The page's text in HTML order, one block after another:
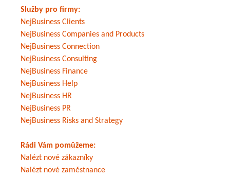
Služby pro firmy:
NejBusiness Clients
NejBusiness Companies and Products
NejBusiness Connection
NejBusiness Consulting
NejBusiness Finance
NejBusiness Help
NejBusiness HR
NejBusiness PR
NejBusiness Risks and Strategy
Rádi Vám pomůžeme:
Nalézt nové zákazníky
Nalézt nové zaměstnance